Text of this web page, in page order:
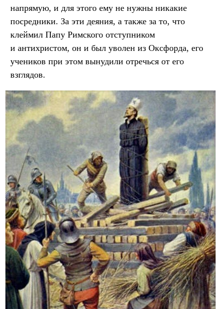
напрямую, и для этого ему не нужны никакие
посредники. За эти деяния, а также за то, что
клеймил Папу Римского отступником
и антихристом, он и был уволен из Оксфорда, его
учеников при этом вынудили отречься от его
взглядов.